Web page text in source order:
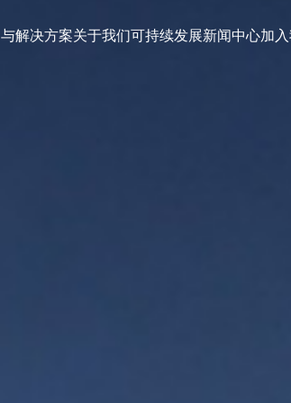
解决方案关于我们可持续发展新闻中心加